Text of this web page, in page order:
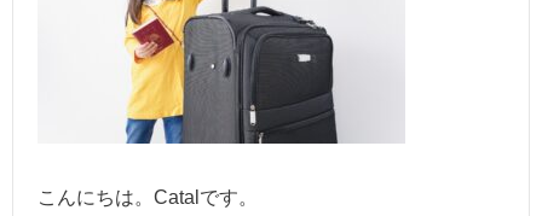
こんにちは。Catalです。